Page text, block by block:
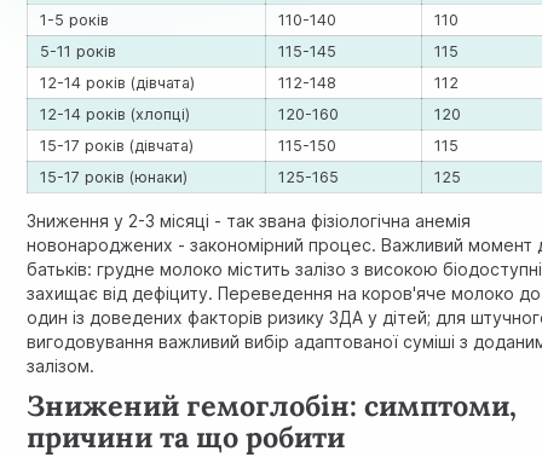
1-5 років
110-140
110
5-11 років
115-145
115
12-14 років (дівчата)
112-148
112
12-14 років (хлопці)
120-160
120
15-17 років (дівчата)
115-150
115
15-17 років (юнаки)
125-165 125
Зниження у 2-3 місяці - так звана фізіологічна анемія
новонароджених - закономірний процес. Важливий момент
батьків: грудне молоко містить залізо з високою
захищає від дефіциту. Переведення на коров'яче молоко
один із доведених факторів ризику ЗДА у дітей; для
вигодовування важливий вибір адаптованої суміші з
залізом.
Знижений гемоглобін: симптоми,
причини та що робити